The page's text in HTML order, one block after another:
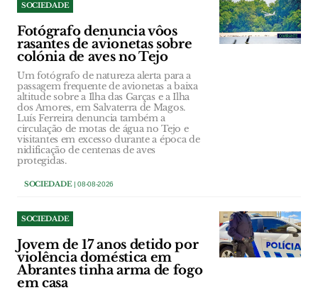
SOCIEDADE
Fotógrafo denuncia vôos
rasantes de avionetas sobre
colónia de aves no Tejo
Um fotógrafo de natureza alerta para a
passagem frequente de avionetas a baixa
altitude sobre a Ilha das Garças e a Ilha
dos Amores, em Salvaterra de Magos.
Luís Ferreira denuncia também a
circulação de motas de água no Tejo e
visitantes em excesso durante a época de
nidificação de centenas de aves
protegidas.
SOCIEDADE| 08-08-2026
SOCIEDADE
Jovem de 17 anos detido por
violência doméstica em
Abrantes tinha arma de fogo
em casa